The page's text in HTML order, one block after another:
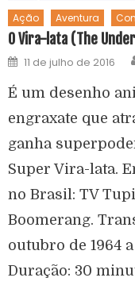
Ação Aventura
O Vira-lata (The
11 de julho de 2016
É um desenho
engraxate que
ganha
Super Vira-lata.
no Brasil: TV
Boomerang.
outubro de 1964
Duração: 30